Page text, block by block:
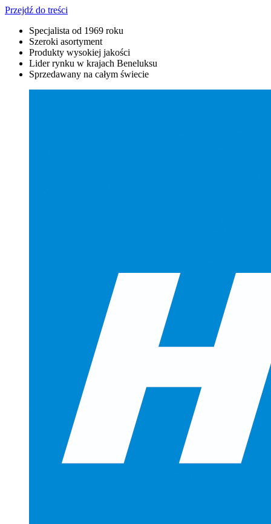
Przejdź do treści
Specjalista od 1969 roku
Szeroki asortyment
Produkty wysokiej jakości
Lider rynku w krajach Beneluksu
Sprzedawany na całym świecie